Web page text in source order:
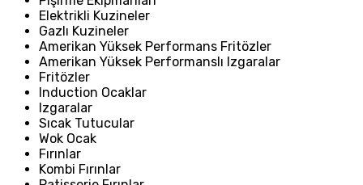
Elektrikli Kuzineler
Gazlı Kuzineler
Amerikan Yüksek Performans Fritözler
Amerikan Yüksek Performanslı Izgaralar
Fritözler
Induction Ocaklar
Izgaralar
Sıcak Tutucular
Wok Ocak
Fırınlar
Kombi Fırınlar